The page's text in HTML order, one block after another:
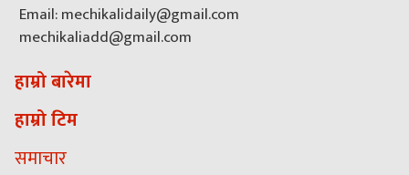
Email: mechikalidaily@gmail.com
mechikaliadd@gmail.com
हाम्रो बारेमा
हाम्रो टिम
समाचार